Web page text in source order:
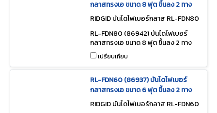
กลาสทรงเอ ขนาด 8 ฟุต ขึ้นลง 2 ทาง
RIDGID บันไดไฟเบอร์กลาส RL-FDN80
RL-FDN80 (86942) บันไดไฟเบอร์
กลาสทรงเอ ขนาด 8 ฟุต ขึ้นลง 2 ทาง
เปรียบเทียบ
RL-FDN60 (86937) บันไดไฟเบอร์
กลาสทรงเอ ขนาด 6 ฟุต ขึ้นลง 2 ทาง
RIDGID บันไดไฟเบอร์กลาส RL-FDN60